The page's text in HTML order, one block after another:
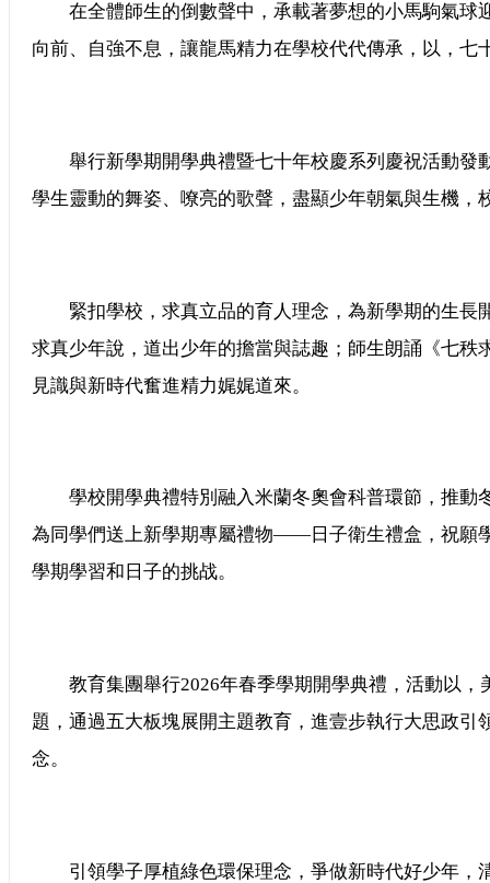
在全體師生的倒數聲中，承載著夢想的小馬駒氣球
向前、自強不息，讓龍馬精力在學校代代傳承，以，七
舉行新學期開學典禮暨七十年校慶系列慶祝活動發
學生靈動的舞姿、嘹亮的歌聲，盡顯少年朝氣與生機，
緊扣學校，求真立品的育人理念，為新學期的生長
求真少年說，道出少年的擔當與誌趣；師生朗誦《七秩
見識與新時代奮進精力娓娓道來。
學校開學典禮特別融入米蘭冬奧會科普環節，推動
為同學們送上新學期專屬禮物——日子衛生禮盒，祝願
學期學習和日子的挑战。
教育集團舉行2026年春季學期開學典禮，活動以，
題，通過五大板塊展開主題教育，進壹步執行大思政引
念。
引領學子厚植綠色環保理念，爭做新時代好少年，